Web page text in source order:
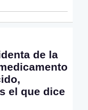
de la
el que dice